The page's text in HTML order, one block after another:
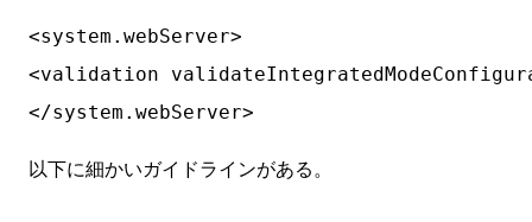
<system.webServer>
<validation
以下に細かいガイドラインがある。